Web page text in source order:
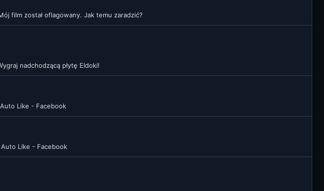
film został oflagowany. Jak temu zaradzić?
nadchodzącą płytę Eldoki!
Auto Like - Facebook
Auto Like - Facebook